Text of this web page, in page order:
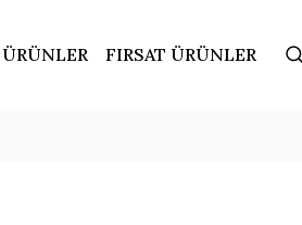
FIRSAT ÜRÜNLER